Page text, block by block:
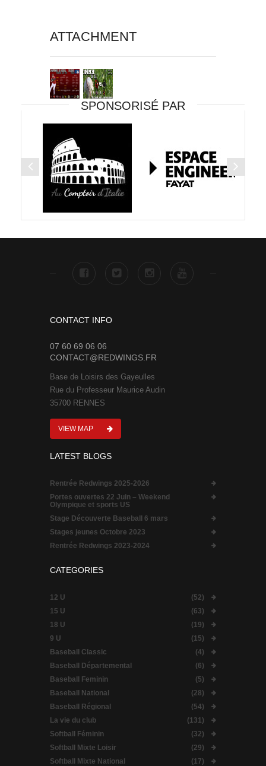
ATTACHMENT
SPONSORISÉ PAR
CONTACT INFO
07 60 69 06 06
CONTACT@REDWINGS.FR
Base de Loisirs des Gayeulles
Rue du Professeur Maurice Audin
35700 RENNES
VIEW MAP
LATEST BLOGS
Rentrée Redwings 2025-2026
Portes ouvertes 22 Juin – Weekend
Olympique et sports US
Stage Découverte Baseball 6 mars
Stages jeunes Octobre 2023
Rentrée Redwings 2023-2024
CATEGORIES
12 U
(52)
15 U
(63)
18 U
(19)
9 U
(15)
Baseball Classic
(4)
Baseball Départemental
(6)
Baseball Feminin
(5)
Baseball National
(28)
Baseball Régional
(54)
La vie du club
(131)
Softball Féminin
(32)
Softball Mixte Loisir
(29)
Softball Mixte National
(17)